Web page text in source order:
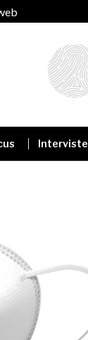
Interviste